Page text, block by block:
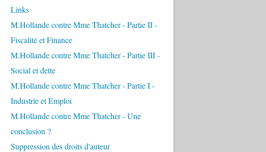
Links
M.Hollande contre Mme Thatcher - Partie II -
Fiscalité et Finance
M.Hollande contre Mme Thatcher - Partie III -
Social et dette
M.Hollande contre Mme Thatcher - Partie I -
Industrie et Emploi
M.Hollande contre Mme Thatcher - Une
conclusion ?
Suppression des droits d'auteur